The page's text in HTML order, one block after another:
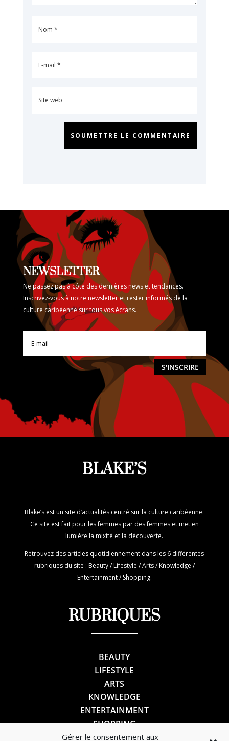
Gérer le consentement aux
SOUMETTRE LE COMMENTAIRE
NEWSLETTER
Ne passez pas à côte des dernières news et tendances.
Inscrivez-vous à notre newsletter et rester informés de la
culture caribéenne sur tous vos écrans.
S'INSCRIRE
BLAKE’S
Blake’s est un site d’actualités centré sur la culture caribéenne.
Ce site est fait pour les femmes par des femmes et met en
lumière la mixité et la découverte.
Retrouvez des articles quotidiennement dans les 6 différentes
rubriques du site : Beauty / Lifestyle / Arts / Knowledge /
Entertainment / Shopping.
RUBRIQUES
BEAUTY
LIFESTYLE
ARTS
KNOWLEDGE
ENTERTAINMENT
SHOPPING